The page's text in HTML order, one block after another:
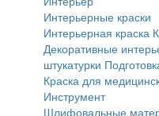
Интерьерные краски
Интерьерная краска
Декоративные
штукатурки
Краска для
Инструмент
Шлифовальные